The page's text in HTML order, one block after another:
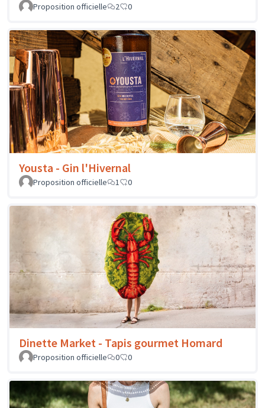
Proposition officielle 2 0
Yousta - Gin l'Hivernal
Proposition officielle 1 0
Dinette Market - Tapis gourmet Homard
Proposition officielle 0 0